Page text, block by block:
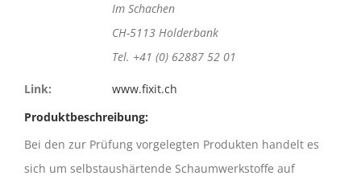
Im Schachen
CH-5113 Holderbank
Tel. +41 (0) 62887 52 01
Link:
www.fixit.ch
Produktbeschreibung:
Bei den zur Prüfung vorgelegten Produkten handelt es
sich um selbstaushärtende Schaumwerkstoffe auf